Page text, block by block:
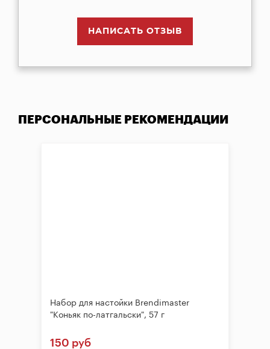
НАПИСАТЬ ОТЗЫВ
ПЕРСОНАЛЬНЫЕ РЕКОМЕНДАЦИИ
Набор для настойки Brendimaster
"Коньяк по-латгальски", 57 г
150 руб